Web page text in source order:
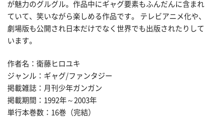
が魅力のグルグル。作品中にギャグ要素もふんだんに含まれ
ていて、笑いながら楽しめる作品です。 テレビアニメ化や、
劇場版も公開され日本だけでなく世界でも出版されたりして
います。
作者名：衛藤ヒロユキ
ジャンル：ギャグ/ファンタジー
掲載雑誌：月刊少年ガンガン
掲載期間：1992年～2003年
単行本巻数：16巻（完結）